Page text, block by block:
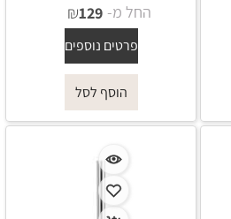
החל מ- ₪129
פרטים נוספים
הוסף לסל